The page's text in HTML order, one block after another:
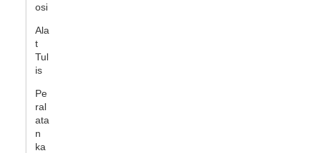
osi
Ala
t
Tul
is
Pe
ral
ata
n
ka